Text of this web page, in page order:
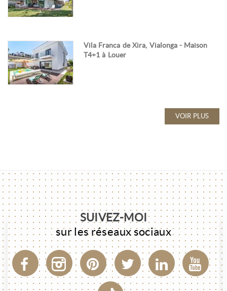
Vila Franca de Xira, Vialonga - Maison
T4+1 à Louer
VOIR PLUS
SUIVEZ-MOI
sur les réseaux sociaux